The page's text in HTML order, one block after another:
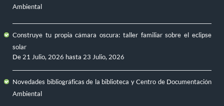
Ambiental
Construye tu propia cámara oscura: taller familiar sobre el eclipse
solar
De 21 Julio, 2026 hasta 23 Julio, 2026
Novedades bibliográficas de la biblioteca y Centro de Documentación
Ambiental